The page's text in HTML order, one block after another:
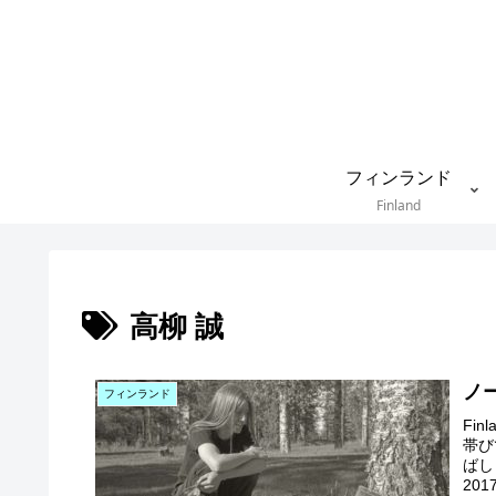
フィンランド
Finland
高柳 誠
フィンランド ノ
帯
ば